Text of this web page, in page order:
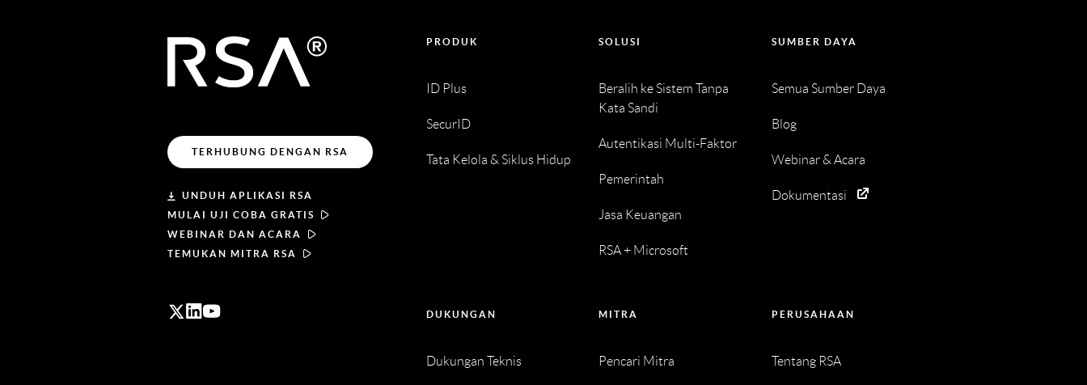
TERHUBUNG DENGAN RSA
UNDUH APLIKASI RSA
MULAI UJI COBA GRATIS
WEBINAR DAN ACARA
TEMUKAN MITRA RSA
PRODUK
ID Plus
SecurID
Tata Kelola & Siklus Hidup
SOLUSI
Beralih ke Sistem Tanpa
Kata Sandi
Autentikasi Multi-Faktor
Pemerintah
Jasa Keuangan
RSA + Microsoft
SUMBER DAYA
Semua Sumber Daya
Blog
Webinar & Acara
Dokumentasi
DUKUNGAN
Dukungan Teknis
MITRA
Pencari Mitra
PERUSAHAAN
Tentang RSA